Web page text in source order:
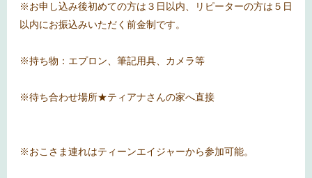
※お申し込み後初めての方は３日以内、リピーターの方は５日
以内にお振込みいただく前金制です。
※持ち物：エプロン、筆記用具、カメラ等
※待ち合わせ場所★ティアナさんの家へ直接
※おこさま連れはティーンエイジャーから参加可能。